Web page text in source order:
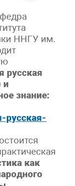
ННГУ им.
русская
и
знание:
русская-
как